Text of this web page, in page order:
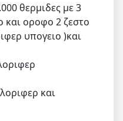
θερμιδες με 3
και οροφο 2 ζεστο
υπογειο )και
και